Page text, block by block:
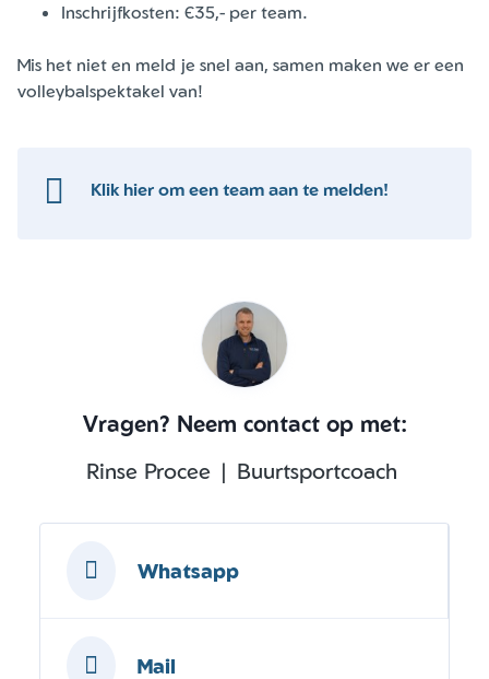
Inschrijfkosten: €35,- per team.
Mis het niet en meld je snel aan, samen maken we er een
volleybalspektakel van!
Klik hier om een team aan te melden!
Vragen? Neem contact op met:
Rinse Procee | Buurtsportcoach
Whatsapp
Mail